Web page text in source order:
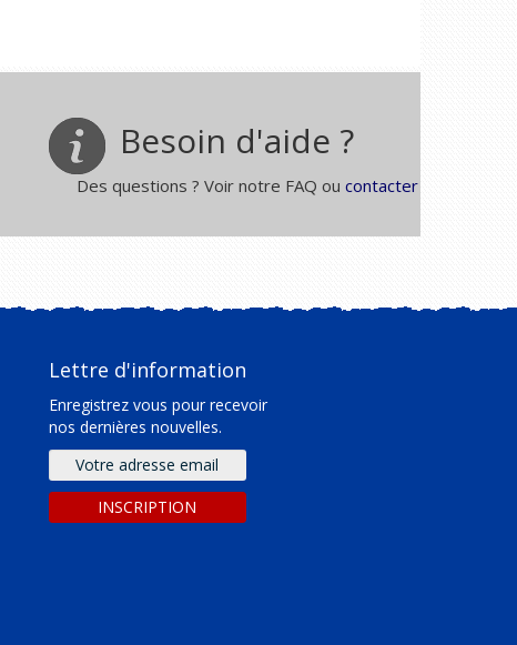
Besoin d'aide ?
Des questions ? Voir notre FAQ ou contacter
Lettre d'information
Enregistrez vous pour recevoir
nos dernières nouvelles.
Adresse
e-
INSCRIPTION